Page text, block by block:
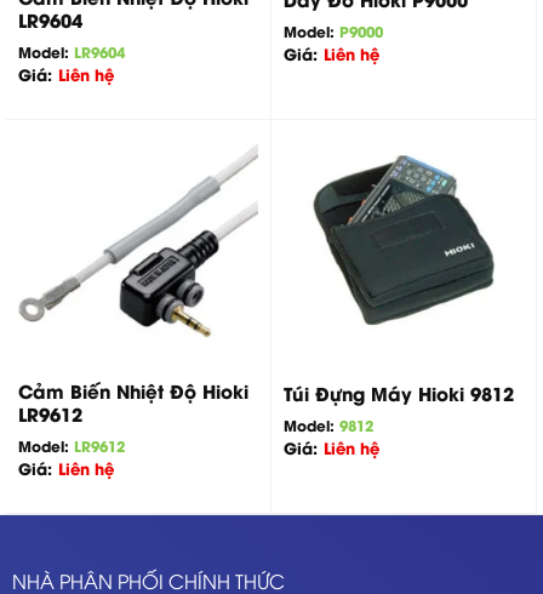
LR9604
Model: LR9604
Giá: Liên hệ
Model: P9000
Giá: Liên hệ
Cảm Biến Nhiệt Độ Hioki
LR9612
Model: LR9612
Giá: Liên hệ
Túi Đựng Máy Hioki 9812
Model: 9812
Giá: Liên hệ
NHÀ PHÂN PHỐI CHÍNH THỨC